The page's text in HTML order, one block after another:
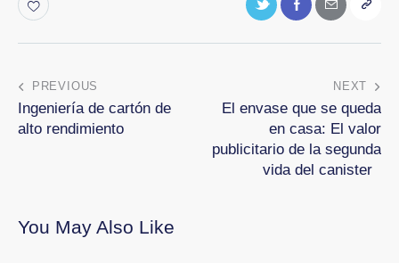
PREVIOUS
Ingeniería de cartón de
alto rendimiento
NEXT
El envase que se queda
en casa: El valor
publicitario de la segunda
vida del canister
You May Also Like